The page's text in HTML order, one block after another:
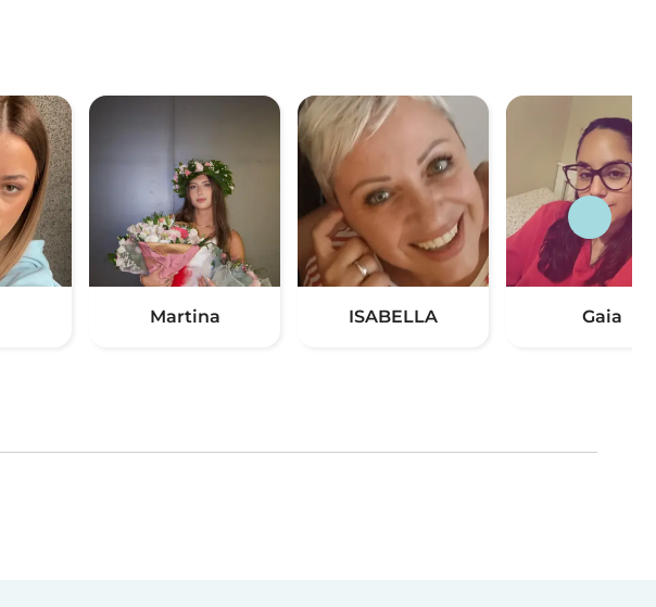
Martina ISABELLA Gaia